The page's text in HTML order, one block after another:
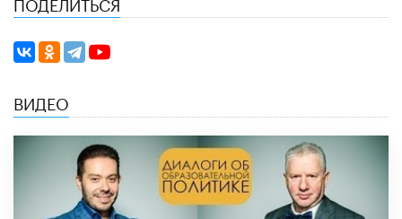
ВИДЕО